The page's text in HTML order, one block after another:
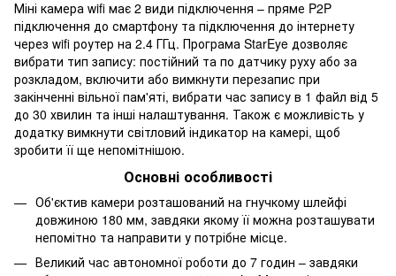
Міні камера wifi має 2 види підключення – пряме P2P
підключення до смартфону та підключення до інтернету
через wifi роутер на 2.4 ГГц. Програма StarEye дозволяє
вибрати тип запису: постійний та по датчику руху або за
розкладом, включити або вимкнути перезапис при
закінченні вільної пам'яті, вибрати час запису в 1 файл від 5
до 30 хвилин та інші налаштування. Також є можливість у
додатку вимкнути світловий індикатор на камері, щоб
зробити її ще непомітнішою.
Основні особливості
Об'єктив камери розташований на гнучкому шлейфі
довжиною 180 мм, завдяки якому її можна розташувати
непомітно та направити у потрібне місце.
Великий час автономної роботи до 7 годин – завдяки